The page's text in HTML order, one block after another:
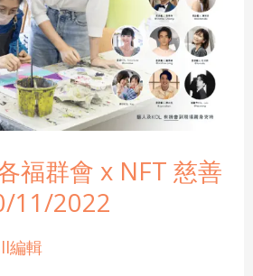
福群會 x NFT 慈善
11/2022
編輯